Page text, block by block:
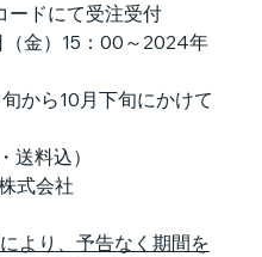
にて受注受付
金）15：00～2024年
から10月下旬にかけて
送料込）
株式会社
より、予告なく期間を